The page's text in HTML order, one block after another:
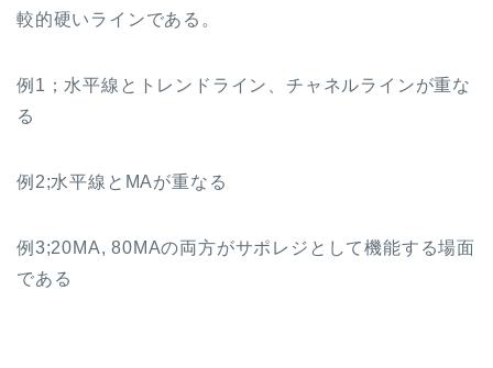
較的硬いラインである。
例1；水平線とトレンドライン、チャネルラインが重な
る
例2;水平線とMAが重なる
例3;20MA, 80MAの両方がサポレジとして機能する場面
である